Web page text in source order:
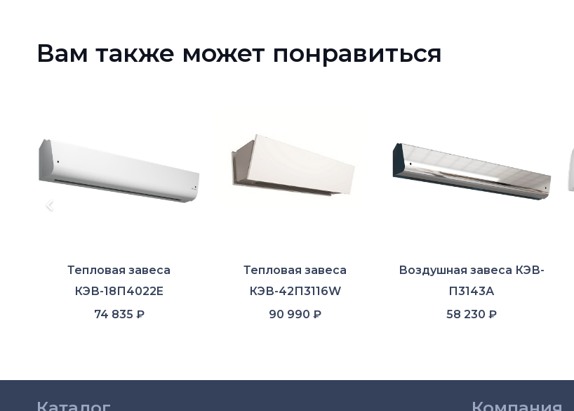
Вам также может понравиться
Тепловая завеса
КЭВ-18П4022E
74 835 ₽
Тепловая завеса
КЭВ-42П3116W
90 990₽
Воздушная завеса КЭВ-
П3143А
58 230 ₽